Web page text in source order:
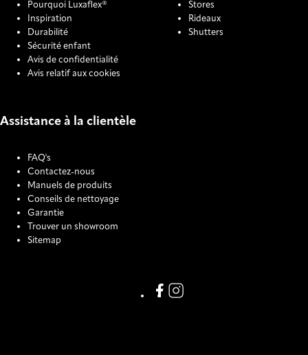
Pourquoi Luxaflex®
Inspiration
Durabilité
Sécurité enfant
Avis de confidentialité
Avis relatif aux cookies
Stores
Rideaux
Shutters
Assistance à la clientèle
FAQ's
Contactez-nous
Manuels de produits
Conseils de nettoyage
Garantie
Trouver un showroom
Sitemap
Link missing Display text from
Link missing Display text